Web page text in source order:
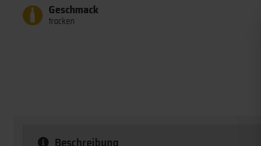
Geschmack
trocken